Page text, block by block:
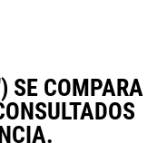
SE COMPARA